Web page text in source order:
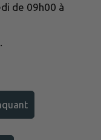
de 09h00 à